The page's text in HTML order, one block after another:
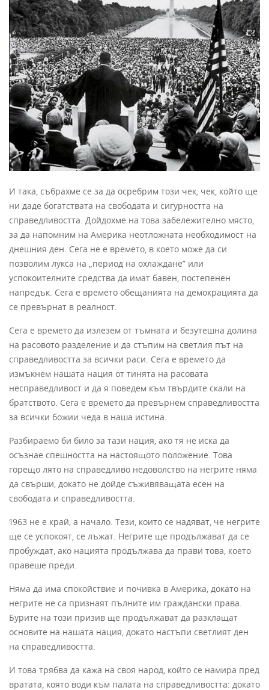
И така, събрахме се за да осребрим този чек, чек, който ще
ни даде богатствата на свободата и сигурността на
справедливостта. Дойдохме на това забележително място,
за да напомним на Америка неотложната необходимост на
днешния ден. Сега не е времето, в което може да си
позволим лукса на „период на охлаждане” или
успокоителните средства да имат бавен, постепенен
напредък. Сега е времето обещанията на демокрацията да
се превърнат в реалност.
Сега е времето да излезем от тъмната и безутешна долина
на расовото разделение и да стъпим на светлия път на
справедливостта за всички раси. Сега е времето да
измъкнем нашата нация от тинята на расовата
несправедливост и да я поведем към твърдите скали на
братството. Сега е времето да превърнем справедливостта
за всички божии чеда в наша истина.
Разбираемо би било за тази нация, ако тя не иска да
осъзнае спешността на настоящото положение. Това
горещо лято на справедливо недоволство на негрите няма
да свърши, докато не дойде съживяващата есен на
свободата и справедливостта.
1963 не е край, а начало. Тези, които се надяват, че негрите
ще се успокоят, се лъжат. Негрите ще продължават да се
пробуждат, ако нацията продължава да прави това, което
правеше преди.
Няма да има спокойствие и почивка в Америка, докато на
негрите не са признаят пълните им граждански права.
Бурите на този призив ще продължават да разклащат
основите на нашата нация, докато настъпи светлият ден
на справедливостта.
И това трябва да кажа на своя народ, който се намира пред
вратата, която води към палата на справедливостта: докато